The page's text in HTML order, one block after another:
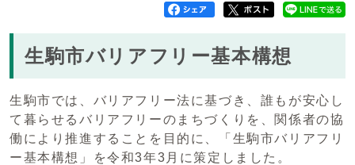
生駒市バリアフリー基本構想
生駒市では、バリアフリー法に基づき、誰もが安心し
て暮らせるバリアフリーのまちづくりを、関係者の協
働により推進することを目的に、「生駒市バリアフリ
ー基本構想」を令和3年3月に策定しました。